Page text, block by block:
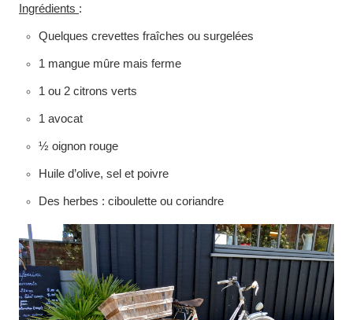
Ingrédients :
Quelques crevettes fraîches ou surgelées
1 mangue mûre mais ferme
1 ou 2 citrons verts
1 avocat
½ oignon rouge
Huile d’olive, sel et poivre
Des herbes : ciboulette ou coriandre